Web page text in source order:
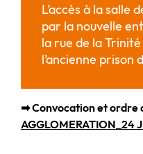
L’accès à la salle
par la nouvelle
la rue de la
l’ancienne prison
➡ Convocation et ordre
AGGLOMERATION_24